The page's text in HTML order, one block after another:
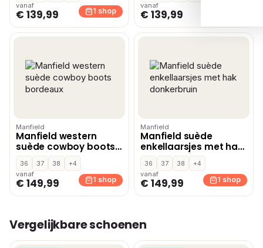
vanaf
€ 139,99 1 shop
vanaf
€ 139,99
Manfield
Manfield western
suède cowboy boots
bordeaux
36 37 38
+4
vanaf
€ 149,99 1 shop
Manfield
Manfield suède
enkellaarsjes met hak
donkerbruin
36 37 38
+4
vanaf
€ 149,99 1 shop
Vergelijkbare schoenen